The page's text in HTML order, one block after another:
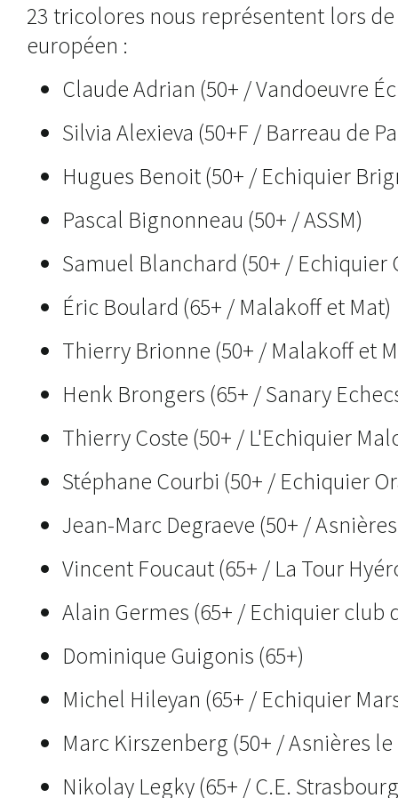
23 tricolores nous représentent lors
européen :
Claude Adrian (50+ / Vandoeuvre
Silvia Alexieva (50+F / Barreau de
Hugues Benoit (50+ / Echiquier
Pascal Bignonneau (50+ / ASSM)
Samuel Blanchard (50+ / Echiquier
Éric Boulard (65+ / Malakoff et Mat)
Thierry Brionne (50+ / Malakoff et
Henk Brongers (65+ / Sanary
Thierry Coste (50+ / L'Echiquier
Stéphane Courbi (50+ / Echiquier
Jean-Marc Degraeve (50+ /
Vincent Foucaut (65+ / La Tour
Alain Germes (65+ / Echiquier club
Dominique Guigonis (65+)
Michel Hileyan (65+ / Echiquier
Marc Kirszenberg (50+ / Asnières
Nikolay Legky (65+ / C.E.